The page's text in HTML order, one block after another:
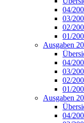
04/
03/
02/
01/
Ausgaben
04/
03/
02/
01/
Ausgaben
04/